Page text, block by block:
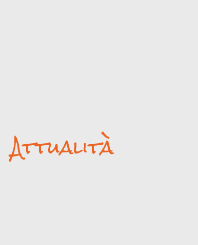
Attualità